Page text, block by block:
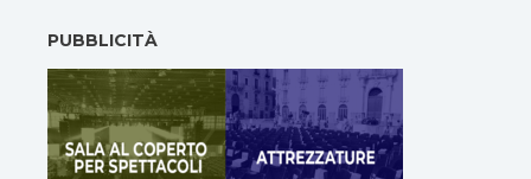
PUBBLICITÀ